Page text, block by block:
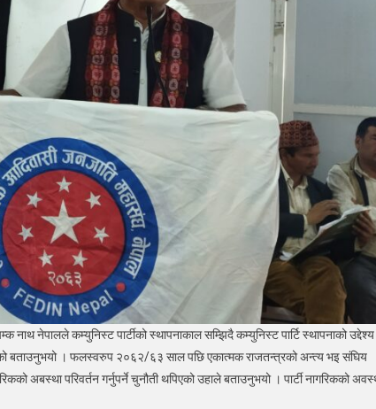
नेपालले कम्युनिस्ट पार्टीको स्थापनाकाल सम्झिदै कम्युनिस्ट पार्टि स्थापनाको उद्देश्य
बताउनुभयो । फलस्वरुप २०६२/६३ साल पछि एकात्मक राजतन्त्रको अन्त्य भइ संघिय
अबस्था परिवर्तन गर्नुपर्ने चुनौती थपिएको उहाले बताउनुभयो । पार्टी नागरिकको